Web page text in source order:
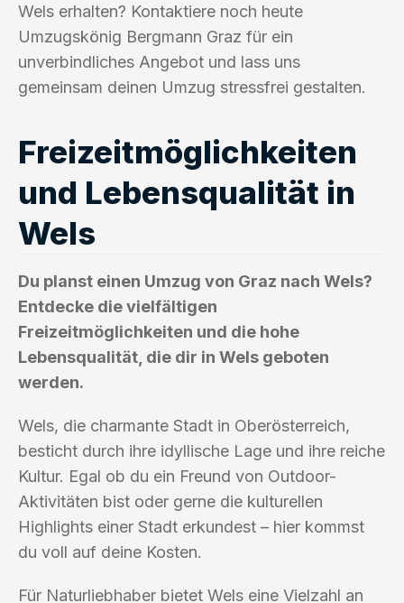
Wels erhalten? Kontaktiere noch heute
Umzugskönig Bergmann Graz für ein
unverbindliches Angebot und lass uns
gemeinsam deinen Umzug stressfrei gestalten.
Freizeitmöglichkeiten
und Lebensqualität in
Wels
Du planst einen Umzug von Graz nach Wels?
Entdecke die vielfältigen
Freizeitmöglichkeiten und die hohe
Lebensqualität, die dir in Wels geboten
werden.
Wels, die charmante Stadt in Oberösterreich,
besticht durch ihre idyllische Lage und ihre reiche
Kultur. Egal ob du ein Freund von Outdoor-
Aktivitäten bist oder gerne die kulturellen
Highlights einer Stadt erkundest – hier kommst
du voll auf deine Kosten.
Für Naturliebhaber bietet Wels eine Vielzahl an